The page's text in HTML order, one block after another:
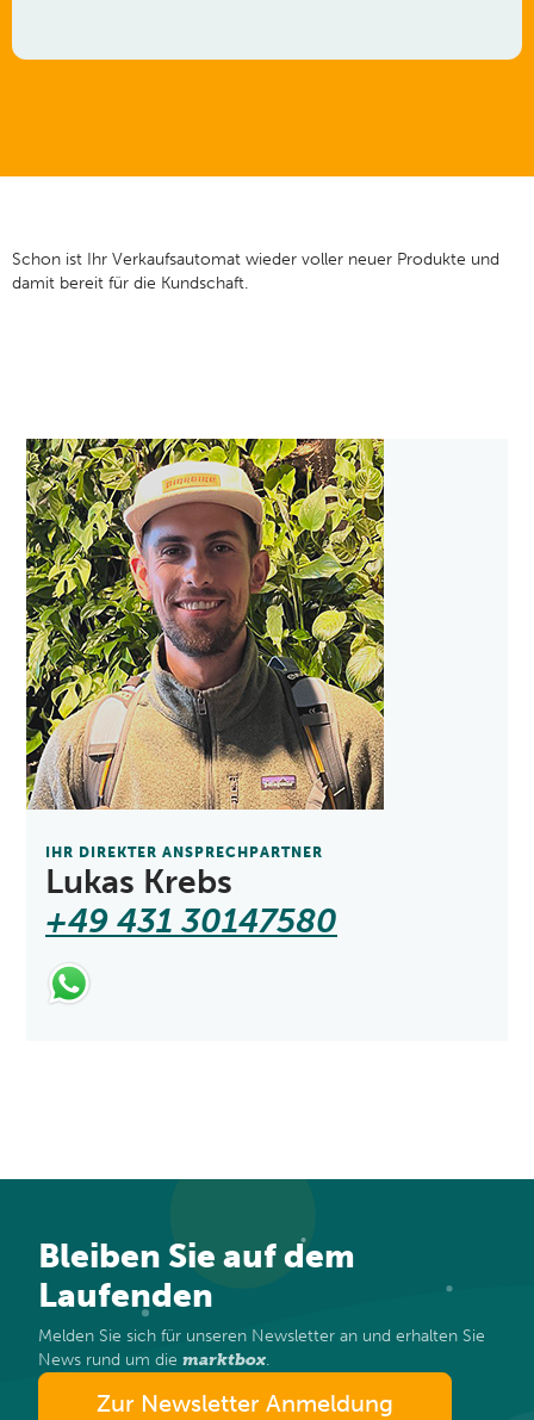
Schon ist Ihr Verkaufsautomat wieder voller neuer Produkte und
damit bereit für die Kundschaft.
IHR DIREKTER ANSPRECHPARTNER
Lukas Krebs
+49 431 30147580
Bleiben Sie auf dem
Laufenden
Melden Sie sich für unseren Newsletter an und erhalten Sie
News rund um die marktbox.
Zur Newsletter Anmeldung